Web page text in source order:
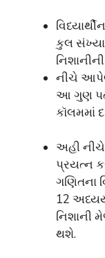
કુલ
નીચે
આ ગુણ
કૉલમમાં
અહી નીચે
પ્રયત્ન
ગણિતના
12
નિશાની
થશે.